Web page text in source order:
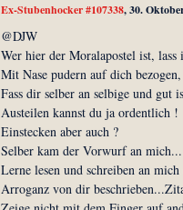
Ex-Stubenhocker #107338, 30.
@DJW
Wer hier der Moralapostel ist,
Mit Nase pudern auf dich bezogen,
Fass dir selber an selbige und gut
Austeilen kannst du ja ordentlich !
Einstecken aber auch ?
Selber kam der Vorwurf an mich...
Lerne lesen und schreiben an mich
Arroganz von dir